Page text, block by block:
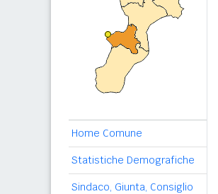
Home Comune
Statistiche Demografiche
Sindaco, Giunta, Consiglio